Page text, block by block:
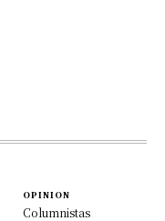
OPINION
Columnistas